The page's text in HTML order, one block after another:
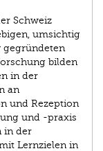
Schweiz
umsichtig
gegründeten
bilden
in der
an
und Rezeption
und -praxis
in der
Lernzielen in